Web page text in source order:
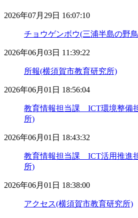
2026年07月29日 16:07:10
チョウゲンボウ(三浦半島の野
2026年06月03日 11:39:22
所報(横須賀市教育研究所)
2026年06月01日 18:56:04
教育情報担当課 ICT環境整備
所)
2026年06月01日 18:43:32
教育情報担当課 ICT活用推進
所)
2026年06月01日 18:38:00
アクセス(横須賀市教育研究所)